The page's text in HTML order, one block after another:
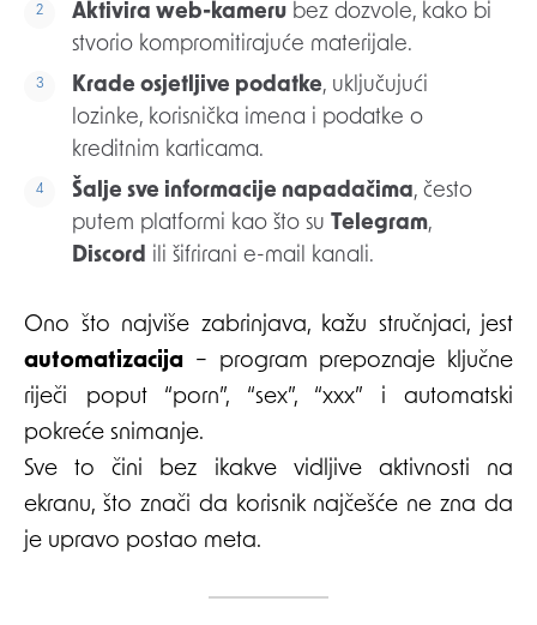
Aktivira web-kameru bez dozvole, kako bi
stvorio kompromitirajuće materijale.
Krade osjetljive podatke, uključujući
lozinke, korisnička imena i podatke o
kreditnim karticama.
Šalje sve informacije napadačima, često
putem platformi kao što su Telegram,
Discord ili šifrirani e-mail kanali.
Ono što najviše zabrinjava, kažu stručnjaci, jest
automatizacija – program prepoznaje ključne
riječi poput “porn”, “sex”, “xxx” i automatski
pokreće snimanje.
Sve to čini bez ikakve vidljive aktivnosti na
ekranu, što znači da korisnik najčešće ne zna da
je upravo postao meta.